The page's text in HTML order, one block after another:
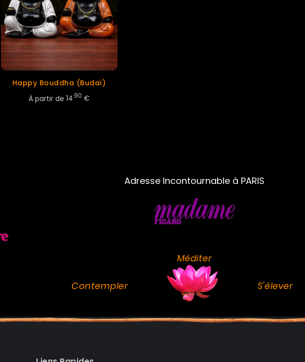
Happy Bouddha (Budaï)
À partir de 14.90 €
Adresse Incontournable à PARIS
Méditer
Contempler S'élever